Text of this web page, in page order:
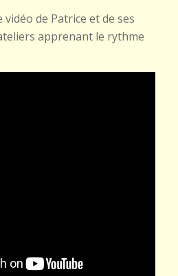
de Patrice et de ses
apprenant le rythme